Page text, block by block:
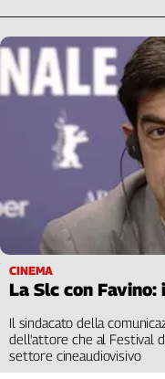
CINEMA
La Slc con
Il sindacato della
dell'attore che al Festival
settore cineaudiovisivo